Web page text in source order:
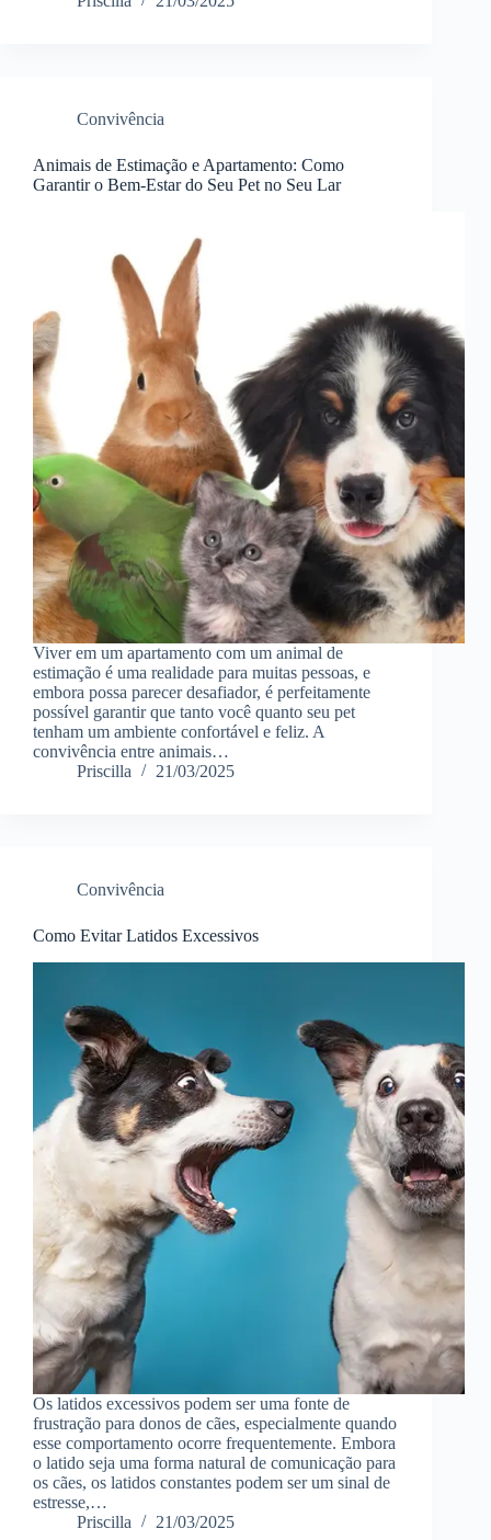
Convivência
Animais de Estimação e Apartamento: Como
Garantir o Bem-Estar do Seu Pet no Seu Lar
Viver em um apartamento com um animal de
estimação é uma realidade para muitas pessoas, e
embora possa parecer desafiador, é perfeitamente
possível garantir que tanto você quanto seu pet
tenham um ambiente confortável e feliz. A
convivência entre animais…
Priscilla
21/03/2025
Convivência
Como Evitar Latidos Excessivos
Os latidos excessivos podem ser uma fonte de
frustração para donos de cães, especialmente quando
esse comportamento ocorre frequentemente. Embora
o latido seja uma forma natural de comunicação para
os cães, os latidos constantes podem ser um sinal de
estresse,…
Priscilla
21/03/2025